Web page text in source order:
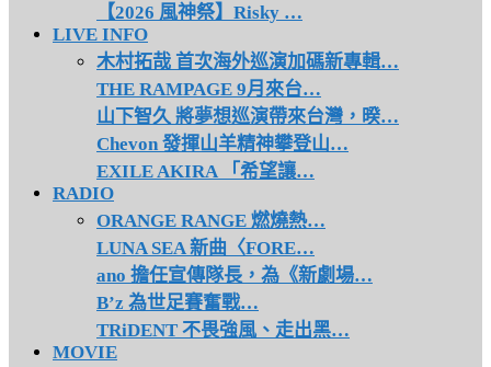
【2026 風神祭】Risky …
LIVE INFO
木村拓哉 首次海外巡演加碼新專輯…
THE RAMPAGE 9月來台…
山下智久 將夢想巡演帶來台灣，暌…
Chevon 發揮山羊精神攀登山…
EXILE AKIRA 「希望讓…
RADIO
ORANGE RANGE 燃燒熱…
LUNA SEA 新曲〈FORE…
ano 擔任宣傳隊長，為《新劇場…
B’z 為世足賽奮戰…
TRiDENT 不畏強風、走出黑…
MOVIE